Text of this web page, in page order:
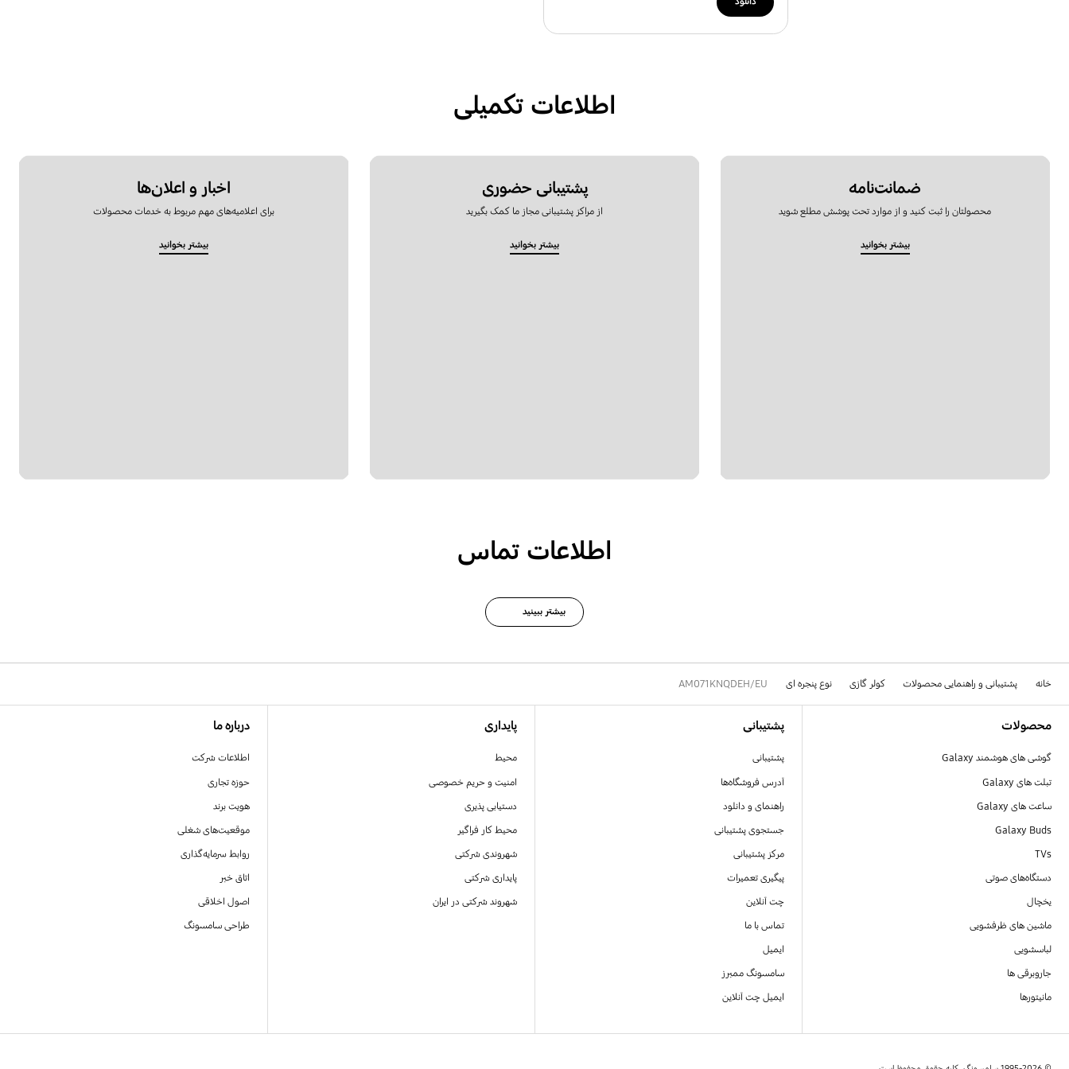
اطلاعات تکمیلی
ضمانت‌نامه
محصولتان را ثبت کنید و از موارد تحت پوشش مطلع شوید
بیشتر بخوانید
پشتیبانی حضوری
از مراکز پشتیبانی مجاز ما کمک بگیرید
بیشتر بخوانید
اخبار و اعلان‌ها
برای اعلامیه‌های مهم مربوط به خدمات محصولات
بیشتر بخوانید
اطلاعات تماس
بیشتر ببینید
خانه پشتیبانی و راهنمایی محصولات کولر گازی نوع پنجره ای AM071KNQDEH/EU
محصولات
گوشی های هوشمند Galaxy
تبلت های Galaxy
ساعت های Galaxy
Galaxy Buds
TVs
دستگاه‌های صوتی
یخچال
ماشین های ظرفشویی
لباسشویی
جاروبرقی ها
مانیتورها
پشتیبانی
پشتیبانی
آدرس فروشگاه‌ها
راهنمای و دانلود
جستجوی پشتیبانی
مرکز پشتیبانی
پیگیری تعمیرات
چت آنلاین
تماس با ما
ایمیل
سامسونگ ممبرز
ایمیل چت آنلاین
پایداری
محیط
امنیت و حریم خصوصی
دستیابی پذیری
محیط کار فراگیر
شهروندی شرکتی
پایداری شرکتی
شهروند شرکتی در ایران
درباره ما
اطلاعات شرکت
حوزه تجاری
هویت برند
موقعیت‌های شغلی
روابط سرمایه‌گذاری
اتاق خبر
اصول اخلاقی
طراحی سامسونگ